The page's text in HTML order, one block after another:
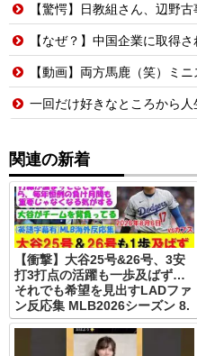
【驚愕】日教組さん、辺野古事件
【なぜ？】中国企業に取得されたマン
【動画】両方馬鹿（笑）ミニストッ
一回だけ好きなところから
関連の新着
【衝撃】大谷25号&26号、3安
打3打点の活躍も一歩及ばず…
それでも希望を見出すLADファ
ン反応集 MLB2026シーズン 8.